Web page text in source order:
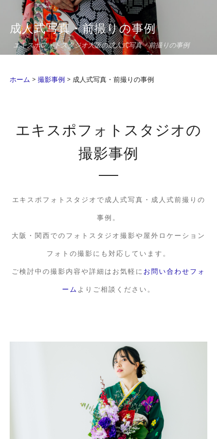
成人式写真・前撮りの事例
エキスポフォトスタジオ大阪の成人式写真・前撮りの事例
ホーム > 撮影事例 > 成人式写真・前撮りの事例
エキスポフォトスタジオの
撮影事例
エキスポフォトスタジオで成人式写真・成人式前撮りの
事例。
大阪・関西でのフォトスタジオ撮影や屋外ロケーション
フォトの撮影にも対応しています。
ご検討中の撮影内容や詳細はお気軽に お問い合わせフォ
ーム よりご相談ください。